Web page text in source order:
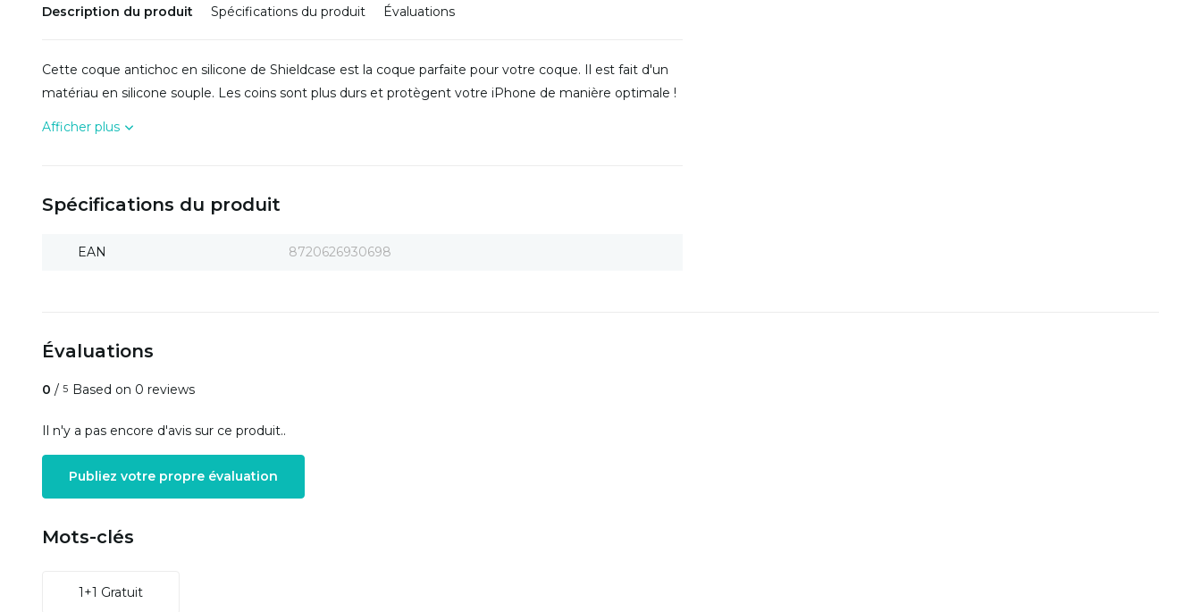
Description du produit Spécifications du produit Évaluations
Cette coque antichoc en silicone de Shieldcase est la coque parfaite pour votre coque. Il est fait d'un
matériau en silicone souple. Les coins sont plus durs et protègent votre iPhone de manière optimale !
Afficher plus
Spécifications du produit
EAN 8720626930698
Évaluations
0 / 5 Based on 0 reviews
Il n'y a pas encore d'avis sur ce produit..
Publiez votre propre évaluation
Mots-clés
1+1 Gratuit